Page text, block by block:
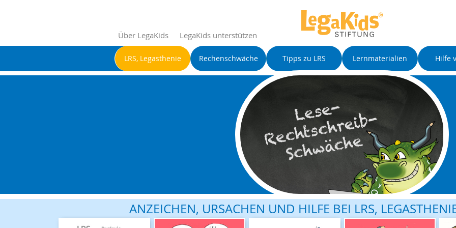
Über LegaKids LegaKids unterstützen
LRS, Legasthenie Rechenschwäche Tipps zu LRS Lernmaterialien Hilfe
ANZEICHEN, URSACHEN UND HILFE BEI LRS,